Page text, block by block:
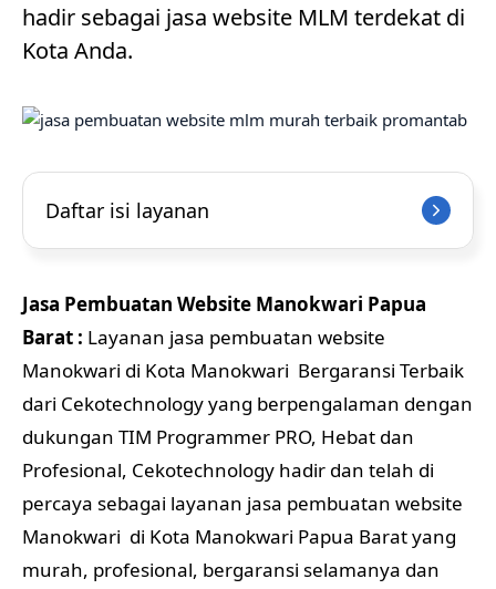
hadir sebagai jasa website MLM terdekat di
Kota Anda.
Daftar isi layanan
Jasa Pembuatan Website Manokwari Papua
Barat : Layanan jasa pembuatan website
Manokwari di Kota Manokwari Bergaransi Terbaik
dari Cekotechnology yang berpengalaman dengan
dukungan TIM Programmer PRO, Hebat dan
Profesional, Cekotechnology hadir dan telah di
percaya sebagai layanan jasa pembuatan website
Manokwari di Kota Manokwari Papua Barat yang
murah, profesional, bergaransi selamanya dan